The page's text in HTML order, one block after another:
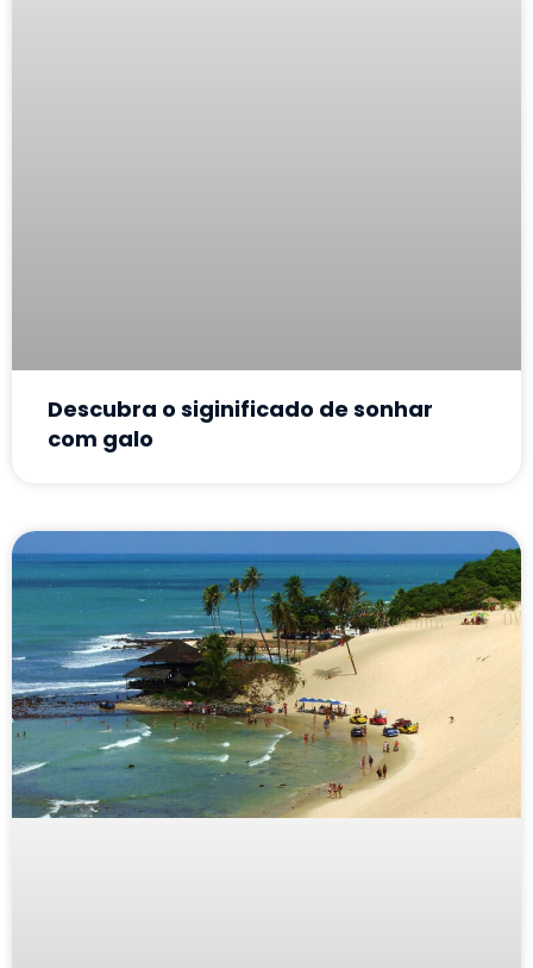
Descubra o siginificado de sonhar
com galo